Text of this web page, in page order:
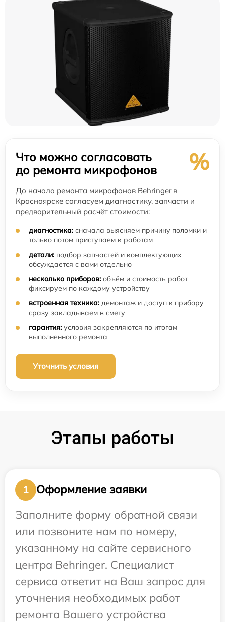
Что можно согласовать
до ремонта микрофонов
%
До начала ремонта микрофонов Behringer в
Красноярске согласуем диагностику, запчасти и
предварительный расчёт стоимости:
диагностика: сначала выясняем причину поломки и
только потом приступаем к работам
детали: подбор запчастей и комплектующих
обсуждается с вами отдельно
несколько приборов: объём и стоимость работ
фиксируем по каждому устройству
встроенная техника: демонтаж и доступ к прибору
сразу закладываем в смету
гарантия: условия закрепляются по итогам
выполненного ремонта
Уточнить условия
Этапы работы
1
Оформление заявки
Заполните форму обратной связи
или позвоните нам по номеру,
указанному на сайте сервисного
центра Behringer. Специалист
сервиса ответит на Ваш запрос для
уточнения необходимых работ
ремонта Вашего устройства